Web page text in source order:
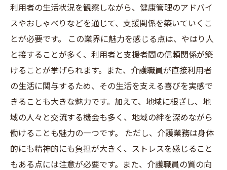
利用者の生活状況を観察しながら、健康管理のアドバイ
スやおしゃべりなどを通じて、支援関係を築いていくこ
とが必要です。 この業界に魅力を感じる点は、やはり人
と接することが多く、利用者と支援者間の信頼関係が築
けることが挙げられます。また、介護職員が直接利用者
の生活に関与するため、その生活を支える喜びを実感で
きることも大きな魅力です。加えて、地域に根ざし、地
域の人々と交流する機会も多く、地域の絆を深めながら
働けることも魅力の一つです。 ただし、介護業務は身体
的にも精神的にも負担が大きく、ストレスを感じること
もある点には注意が必要です。また、介護職員の質の向